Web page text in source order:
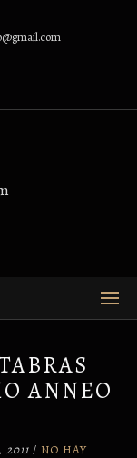
ANNEO
2011 / NO HAY